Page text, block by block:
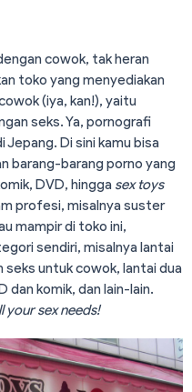
cowok, tak heran
toko yang menyediakan
(iya, kan!), yaitu
seks. Ya, pornografi
Jepang. Di sini kamu bisa
barang-barang porno yang
DVD, hingga sex toys
profesi, misalnya suster
mampir di toko ini,
sendiri, misalnya lantai
seks untuk cowok, lantai dua
dan komik, dan lain-lain.
your sex needs!